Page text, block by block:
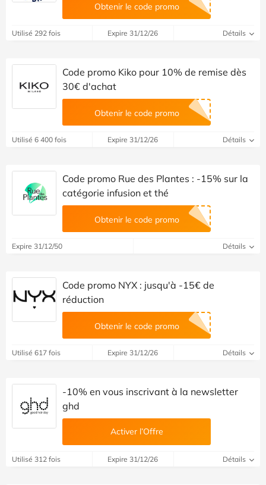
Obtenir le code promo
Utilisé 292 fois Expire 31/12/26 Détails
Code promo Kiko pour 10% de remise dès
30€ d'achat
Obtenir le code promo
Utilisé 6 400 fois Expire 31/12/26 Détails
Code promo Rue des Plantes : -15% sur la
catégorie infusion et thé
Obtenir le code promo
Expire 31/12/50 Détails
Code promo NYX : jusqu'à -15€ de
réduction
Obtenir le code promo
Utilisé 617 fois Expire 31/12/26 Détails
-10% en vous inscrivant à la newsletter
ghd
Activer l’Offre
Utilisé 312 fois Expire 31/12/26 Détails